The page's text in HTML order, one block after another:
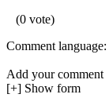
(0 vote)
Comment language:
Add your comment
[+] Show form